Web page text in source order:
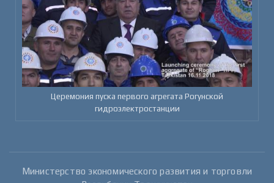
Церемония пуска первого агрегата Рогунской
гидроэлектростанции
Министерство экономического развития и торговли